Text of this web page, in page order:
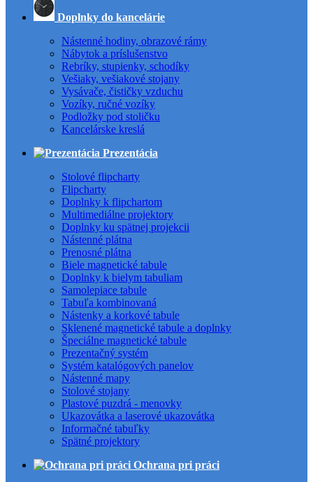
Doplnky do kancelárie
Nástenné hodiny, obrazové rámy
Nábytok a príslušenstvo
Rebríky, stupienky, schodíky
Vešiaky, vešiakové stojany
Vysávače, čističky vzduchu
Vozíky, ručné vozíky
Podložky pod stoličku
Kancelárske kreslá
Prezentácia
Stolové flipcharty
Flipcharty
Doplnky k flipchartom
Multimediálne projektory
Doplnky ku spätnej projekcii
Nástenné plátna
Prenosné plátna
Biele magnetické tabule
Doplnky k bielym tabuliam
Samolepiace tabule
Tabuľa kombinovaná
Nástenky a korkové tabule
Sklenené magnetické tabule a doplnky
Špeciálne magnetické tabule
Prezentačný systém
Systém katalógových panelov
Nástenné mapy
Stolové stojany
Plastové puzdrá - menovky
Ukazovátka a laserové ukazovátka
Informačné tabuľky
Spätné projektory
Ochrana pri práci